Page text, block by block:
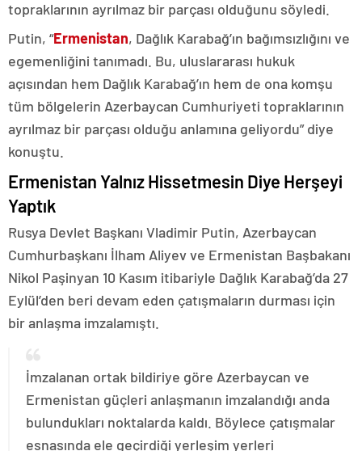
topraklarının ayrılmaz bir parçası olduğunu söyledi.
Putin, “Ermenistan, Dağlık Karabağ’ın bağımsızlığını ve
egemenliğini tanımadı. Bu, uluslararası hukuk
açısından hem Dağlık Karabağ’ın hem de ona komşu
tüm bölgelerin Azerbaycan Cumhuriyeti topraklarının
ayrılmaz bir parçası olduğu anlamına geliyordu” diye
konuştu.
Ermenistan Yalnız Hissetmesin Diye Herşeyi
Yaptık
Rusya Devlet Başkanı Vladimir Putin, Azerbaycan
Cumhurbaşkanı İlham Aliyev ve Ermenistan Başbakanı
Nikol Paşinyan 10 Kasım itibariyle Dağlık Karabağ’da 27
Eylül’den beri devam eden çatışmaların durması için
bir anlaşma imzalamıştı.
İmzalanan ortak bildiriye göre Azerbaycan ve
Ermenistan güçleri anlaşmanın imzalandığı anda
bulundukları noktalarda kaldı. Böylece çatışmalar
esnasında ele geçirdiği yerleşim yerleri